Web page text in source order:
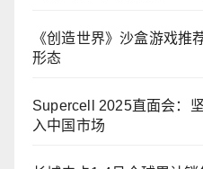
《创造世界》沙盒游戏推
形态
Supercell 2025直面会：
入中国市场